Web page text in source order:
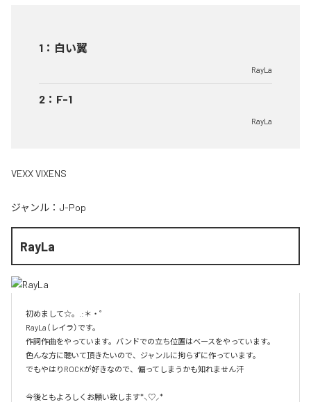
1 ： 白い翼
RayLa
2 ： F-1
RayLa
VEXX VIXENS
ジャンル： J-Pop
RayLa
初めまして☆。.:＊・゜
RayLa（レイラ）です。
作詞作曲をやっています。バンドでの立ち位置はベースをやっています。
色んな方に聴いて頂きたいので、ジャンルに拘らずに作っています。
でもやはりROCKが好きなので、偏ってしまうかも知れません汗
今後ともよろしくお願い致します*⸜♡⸝*